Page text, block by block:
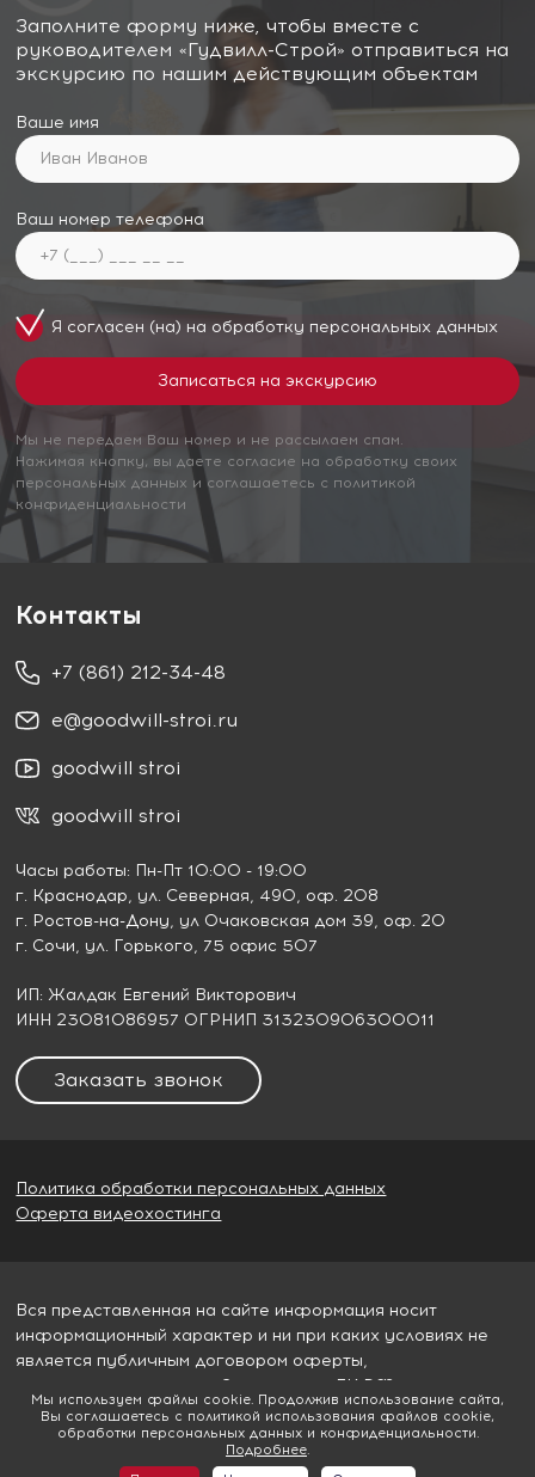
Заполните форму ниже, чтобы вместе с
руководителем «Гудвилл-Строй» отправиться на
экскурсию по нашим действующим объектам
Ваше имя
Ваш номер телефона
Я согласен (на) на обработку персональных данных
Мы не передаем Ваш номер и не рассылаем спам.
Нажимая кнопку, вы даете согласие на обработку своих
персональных данных и соглашаетесь с политикой
конфиденциальности
Контакты
+7 (861) 212-34-48
e@goodwill-stroi.ru
goodwill stroi
goodwill stroi
Часы работы: Пн-Пт 10:00 - 19:00
г. Краснодар, ул. Северная, 490, оф. 208
г. Ростов-на-Дону, ул Очаковская дом 39, оф. 20
г. Сочи, ул. Горького, 75 офис 507
ИП: Жалдак Евгений Викторович
ИНН 23081086957 ОГРНИП 313230906300011
Заказать звонок
Политика обработки персональных данных
Оферта видеохостинга
Вся представленная на сайте информация носит
информационный характер и ни при каких условиях не
является публичным договором оферты,
определяемым пунктом 2 статьи 437 ГК РФ
© 2026Гудвилл строй
Мы используем файлы cookie. Продолжив использование сайта,
Вы соглашаетесь с политикой использования файлов cookie,
обработки персональных данных и конфиденциальности.
Подробнее.